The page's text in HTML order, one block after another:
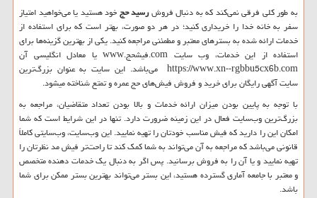
به‌ طور کلی فرقی نمی‌کند که به‌ دنبال فروشرسید حجخود هستید یا می‌خواهید امتیاز
سفر به خانه خدا را خریداری کنید؛ در هر دو صورت، بهتر است که برای استفاده از
خدمات ارائه‌ شده به بسترهای معتبر و مطمئنی مراجعه کنید.‌ یکی از بهترین گزینه‌ها برای
استفاده از این خدمات، وب سایت com.فیشحج.www یا معادل انگلیسی آن
https://www.xn--rgbbu5cx6b.com می‌باشد.‌ این سایت به‌ عنوان بزرگ‌ترین
سایت آگهی رایگان برای خرید و فروش فیش‌های حج عمره و تمتع شناخته میشود‌.
با توجه به پایین بودن میزان ارائه خدمات و بالا بودن تعداد متقاضیان، مراجعه به
بزرگ‌ترین وب‌سایت فعال در این زمینه ضرورت دارد. تنها در این شرایط است که شما
امکان این را دارید که فیش مناسب خودتان را تهیه نمایید. این وب‌سایت، وب‌سایتی کاملاً
قانونی می‌باشد که مراجعه به آن می‌تواند به شما کمک کند تا راحت‌تر فیش مد نظرتان را
تهیه نمایید و یا آن را به فروش برسانید. پس اگر به‌ دنبال یک خدمات دهنده متخصص
و معتبر با جامعه آماری گسترده هستید، این بستر می‌تواند بهترین بستر ممکن برای شما
باشد.